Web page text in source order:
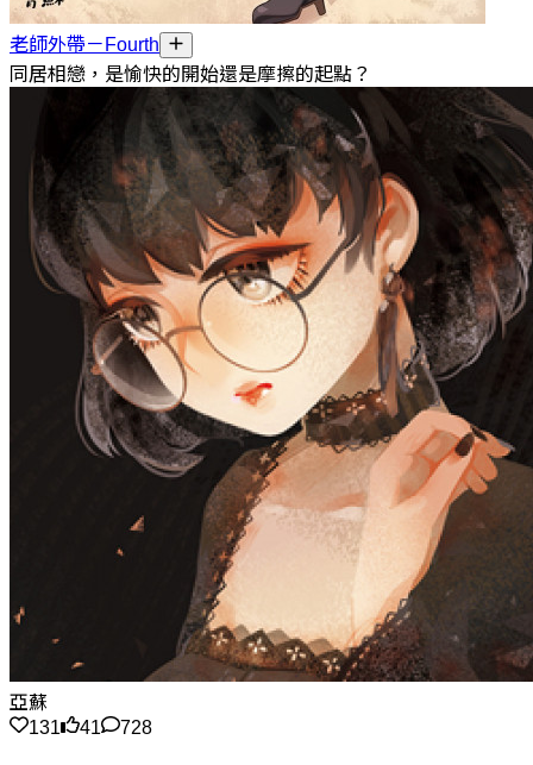
老師外帶－Fourth
同居相戀，是愉快的開始還是摩擦的起點？
亞蘇
131
41 728